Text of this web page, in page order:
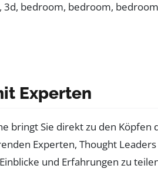
Experten
bringt Sie direkt zu den Köpfen
Experten, Thought
und Erfahrungen zu